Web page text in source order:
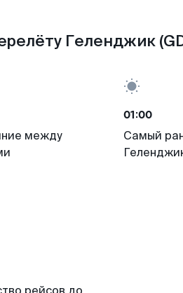
Геленджик
между
01:00
Самый